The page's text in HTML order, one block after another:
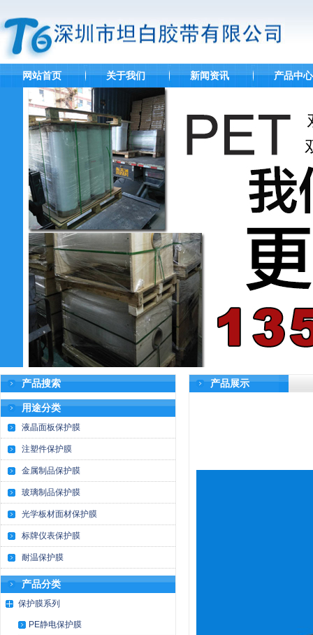
网站首页 关于我们 新闻资讯 产品中心
产品搜索
用途分类
液晶面板保护膜
注塑件保护膜
金属制品保护膜
玻璃制品保护膜
光学板材面材保护膜
标牌仪表保护膜
耐温保护膜
产品分类
保护膜系列
PE静电保护膜
产品展示